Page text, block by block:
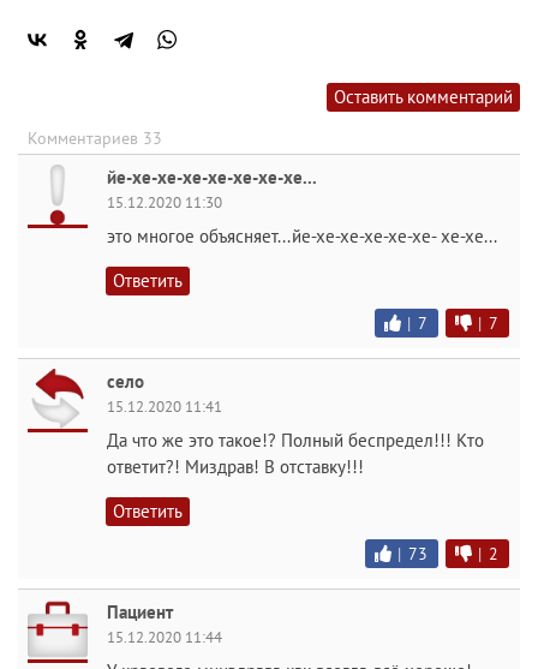
Оставить комментарий
Комментариев 33
йе-хе-хе-хе-хе-хе-хе-хе...
15.12.2020 11:30
это многое объясняет...йе-хе-хе-хе-хе-хе- хе-хе...
Ответить
| 7 | 7
село
15.12.2020 11:41
Да что же это такое!? Полный беспредел!!! Кто
ответит?! Миздрав! В отставку!!!
Ответить
| 73 | 2
Пациент
15.12.2020 11:44